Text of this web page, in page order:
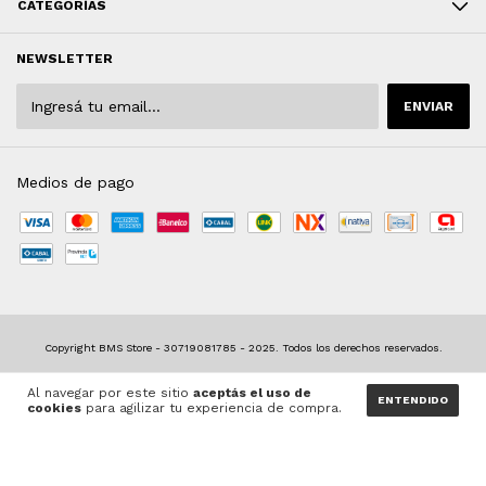
Al navegar por este sitio aceptás el uso de
cookies para agilizar tu experiencia de compra.
ENTENDIDO
CATEGORÍAS
NEWSLETTER
Medios de pago
Botón de arrepentimiento